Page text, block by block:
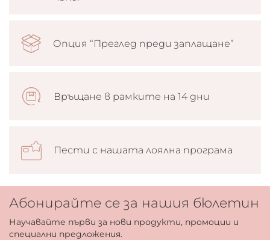
Опция “Преглед преди заплащане”
Връщане в рамките на 14 дни
Пести с нашата лоялна програма
Абонирайте се за нашия бюлетин
Научавайте първи за нови продукти, промоции и
специални предложения.